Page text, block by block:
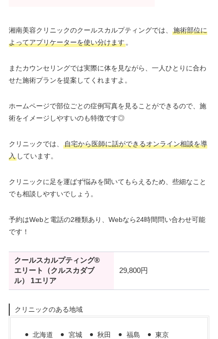
湘南美容クリニックのクールスカルプティングでは、
施術部位に
よってアプリケーターを使い分けます。
またカウンセリングでは実際に体を見ながら、一人ひとりに合わ
せた施術プランを提案してくれますよ。
ホームページで部位ごとの症例写真を見ることができるので、施
術をイメージしやすいのも特徴です◎
クリニックでは、
自宅から医師に話ができるオンライン相談を導
入しています。
クリニックに足を運ばず悩みを聞いてもらえるため、些細なこと
でも相談しやすいでしょう。
予約はWebと電話の2種類あり、Webなら24時間問い合わせ可能
です！
クールスカルプティング®
エリート（クルスカダブ
ル） 1エリア
29,800円
クリニックのある地域
北海道 宮城 秋田 福島
東京